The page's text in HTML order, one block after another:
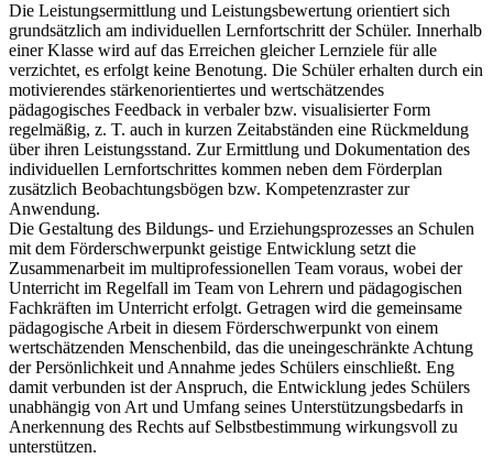
Die Leistungsermittlung und Leistungsbewertung orientiert sich
grundsätzlich am individuellen Lernfortschritt der Schüler. Innerhalb
einer Klasse wird auf das Erreichen gleicher Lernziele für alle
verzichtet, es erfolgt keine Benotung. Die Schüler erhalten durch ein
motivierendes stärkenorientiertes und wertschätzendes
pädagogisches Feedback in verbaler bzw. visualisierter Form
regelmäßig, z. T. auch in kurzen Zeitabständen eine Rückmeldung
über ihren Leistungsstand. Zur Ermittlung und Dokumentation des
individuellen Lernfortschrittes kommen neben dem Förderplan
zusätzlich Beobachtungsbögen bzw. Kompetenzraster zur
Anwendung.
Die Gestaltung des Bildungs- und Erziehungsprozesses an Schulen
mit dem Förderschwerpunkt geistige Entwicklung setzt die
Zusammenarbeit im multiprofessionellen Team voraus, wobei der
Unterricht im Regelfall im Team von Lehrern und pädagogischen
Fachkräften im Unterricht erfolgt. Getragen wird die gemeinsame
pädagogische Arbeit in diesem Förderschwerpunkt von einem
wertschätzenden Menschenbild, das die uneingeschränkte Achtung
der Persönlichkeit und Annahme jedes Schülers einschließt. Eng
damit verbunden ist der Anspruch, die Entwicklung jedes Schülers
unabhängig von Art und Umfang seines Unterstützungsbedarfs in
Anerkennung des Rechts auf Selbstbestimmung wirkungsvoll zu
unterstützen.